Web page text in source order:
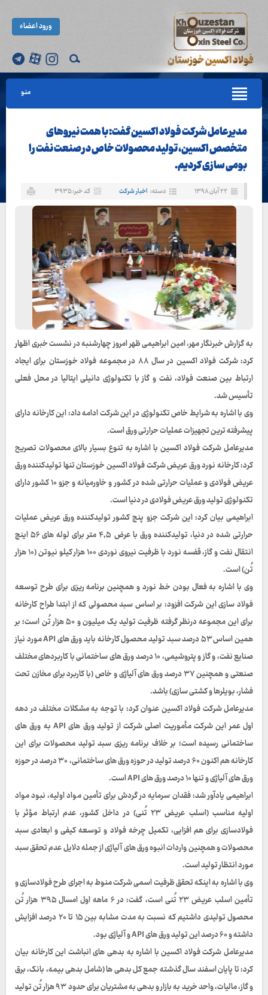
ورود اعضاء
منو
مدیرعامل شرکت فولاد اکسین گفت: با همت نیروهای
متخصص اکسین، تولید محصولات خاص در صنعت نفت را
بومی سازی کردیم.
۲۲ آبان ۱۳۹۸ دسته: اخبار شرکت کد خبر: ۳۹۳۵
به گزارش خبرنگار مهر، امین ابراهیمی ظهر امروز چهارشنبه در نشست خبری اظهار
کرد: شرکت فولاد اکسین در سال ۸۸ در مجموعه فولاد خوزستان برای ایجاد
ارتباط بین صنعت فولاد، نفت و گاز با تکنولوژی دانیلی ایتالیا در محل فعلی
تأسیس شد.
وی با اشاره به شرایط خاص تکنولوژی در این شرکت ادامه داد: این کارخانه دارای
پیشرفته ترین تجهیزات عملیات حرارتی ورق است.
مدیرعامل شرکت فولاد اکسین با اشاره به تنوع بسیار بالای محصولات تصریح
کرد: کارخانه نورد ورق عریض شرکت فولاد اکسین خوزستان تنها تولیدکننده ورق
عریض فولادی و عملیات حرارتی شده در کشور و خاورمیانه و جزو ۱۰ کشور دارای
تکنولوژی تولید ورق عریض فولادی در دنیا است.
ابراهیمی بیان کرد: این شرکت جزو پنج کشور تولیدکننده ورق عریض عملیات
حرارتی شده در دنیا، تولیدکننده ورق با عرض ۴,۵ متر برای لوله های ۵۶ اینچ
انتقال نفت و گاز، قفسه نورد با ظرفیت نیروی نوردی ۱۰۰ هزار کیلو نیوتن (۱۰ هزار
تُن) است.
وی با اشاره به فعال بودن خط نورد و همچنین برنامه ریزی برای طرح توسعه
فولاد سازی این شرکت افزود: بر اساس سبد محصولی که از ابتدا طراح کارخانه
برای این مجموعه درنظر گرفته ظرفیت تولید یک میلیون و ۵۰ هزار تُن است؛ بر
همین اساس ۵۳ درصد سبد تولید محصول کارخانه باید ورق های API مورد نیاز
صنایع نفت، و گاز و پتروشیمی، ۱۰ درصد ورق های ساختمانی با کاربردهای مختلف
صنعتی و همچنین ۳۷ درصد ورق های آلیاژی و خاص (با کاربرد برای مخازن تحت
فشار، بویلرها و کشتی سازی) باشد.
مدیرعامل شرکت فولاد اکسین عنوان کرد: با توجه به مشکلات مختلف در دهه
اول عمر این شرکت مأموریت اصلی شرکت از تولید ورق های API به ورق های
ساختمانی رسیده است؛ بر خلاف برنامه ریزی سبد تولید محصولات برای این
کارخانه هم اکنون ۶۰ درصد تولید در حوزه ورق های ساختمانی، ۳۰ درصد در حوزه
ورق های آلیاژی و تنها ۱۰ درصد ورق های API است.
ابراهیمی یادآور شد: فقدان سرمایه در گردش برای تأمین مواد اولیه، نبود مواد
اولیه مناسب (اسلب عریض ۲۳ تُنی) در داخل کشور، عدم ارتباط مؤثر با
فولادسازی برای هم افزایی، تکمیل چرخه فولاد و توسعه کیفی و ابعادی سبد
محصولات و همچنین واردات انبوه ورق های آلیاژی از جمله دلایل عدم تحقق سبد
مورد انتظار تولید است.
وی با اشاره به اینکه تحقق ظرفیت اسمی شرکت منوط به اجرای طرح فولادسازی و
تأمین اسلب عریض ۲۳ تُنی است، گفت: در ۶ ماهه اول امسال ۳۹۵ هزار تُن
محصول تولیدی داشتیم که نسبت به مدت مشابه بین ۱۵ تا ۲۰ درصد افزایش
داشته و ۶۰ درصد این تولید ورق های API و آلیاژی بود.
مدیرعامل شرکت فولاد اکسین با اشاره به بدهی های انباشت این کارخانه بیان
کرد: تا پایان اسفند سال گذشته جمع کل بدهی ها (شامل بدهی بیمه، بانک، برق
و گاز، مالیات، واحد خرید به بازار و بدهی به مشتریان برای حدود ۹۳ هزار تُن تولید